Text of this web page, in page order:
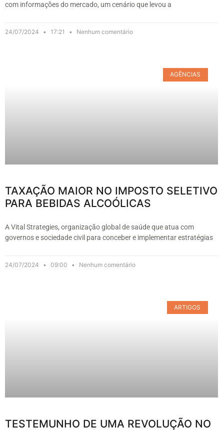
com informações do mercado, um cenário que levou a
24/07/2024 17:21 Nenhum comentário
AGÊNCIAS
TAXAÇÃO MAIOR NO IMPOSTO SELETIVO
PARA BEBIDAS ALCOÓLICAS
A Vital Strategies, organização global de saúde que atua com
governos e sociedade civil para conceber e implementar estratégias
24/07/2024 09:00 Nenhum comentário
ARTIGOS
TESTEMUNHO DE UMA REVOLUÇÃO NO